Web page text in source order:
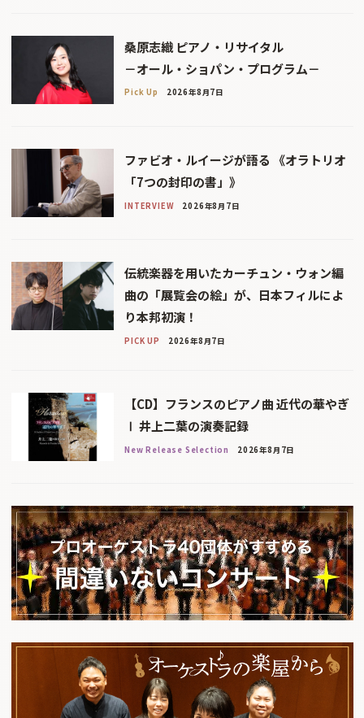
桑原志織 ピアノ・リサイタル
－オール・ショパン・プログラム－
Pick Up 2026年8月7日
ファビオ・ルイージが語る 《オラトリオ
「7つの封印の書」》
INTERVIEW 2026年8月7日
伝統楽器を用いたカーチュン・ウォン編
曲の「展覧会の絵」が、日本フィルによ
り本邦初演！
PICK UP 2026年8月7日
【CD】フランスのピアノ曲 近代の華やぎ
Ⅰ 井上二葉の演奏記録
New Release Selection 2026年8月7日